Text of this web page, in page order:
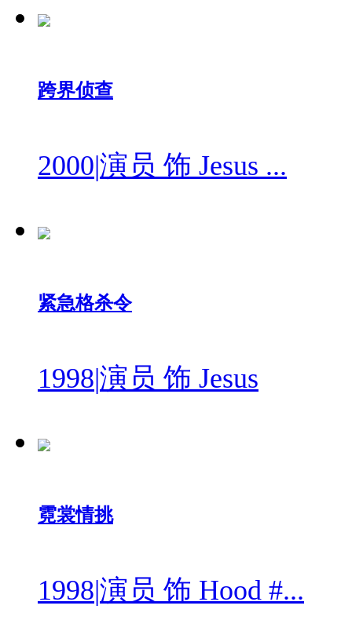
跨界侦查
2000|演员 饰 Jesus ...
紧急格杀令
1998|演员 饰 Jesus
霓裳情挑
1998|演员 饰 Hood #...